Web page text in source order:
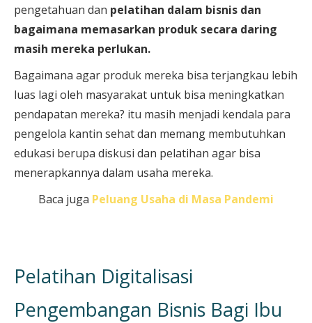
pengetahuan dan pelatihan dalam bisnis dan
bagaimana memasarkan produk secara daring
masih mereka perlukan.
Bagaimana agar produk mereka bisa terjangkau lebih
luas lagi oleh masyarakat untuk bisa meningkatkan
pendapatan mereka? itu masih menjadi kendala para
pengelola kantin sehat dan memang membutuhkan
edukasi berupa diskusi dan pelatihan agar bisa
menerapkannya dalam usaha mereka.
Baca juga Peluang Usaha di Masa Pandemi
Pelatihan Digitalisasi
Pengembangan Bisnis Bagi Ibu